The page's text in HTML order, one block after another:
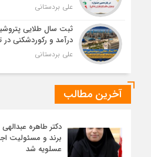
علی بردستانی
درآمد و رکوردشکنی
علی بردستانی
آخرین مطالب
دکتر طاهره
برند و مسئولیت
عسلویه شد